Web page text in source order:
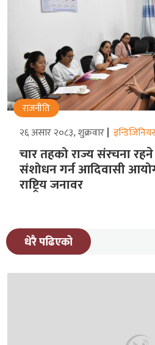
राजनीति
२६ असार २०८३, शुक्रवार
चार तहको राज्य संरचना
संशोधन गर्न आदिवासी
राष्ट्रिय जनावर
धेरै पढिएको